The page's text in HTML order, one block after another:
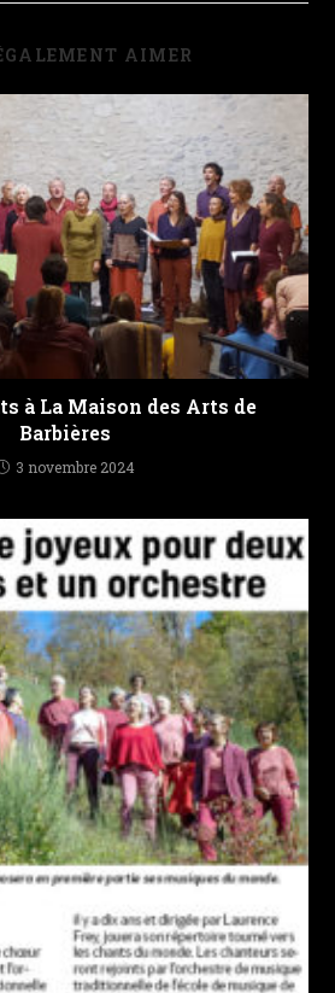
AIMER
à La Maison des Arts de
Barbières
3 novembre 2024